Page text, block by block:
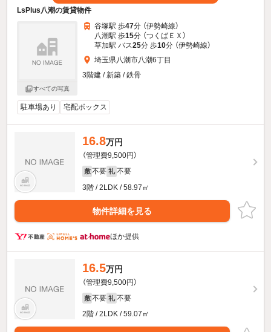
LsPlus八潮の賃貸物件
すべての写真
谷塚駅 歩47分 （伊勢崎線）
八潮駅 歩15分 （つくばＥＸ）
草加駅 バス25分 歩10分 （伊勢崎線）
埼玉県八潮市八潮6丁目
3階建 / 新築 / 鉄骨
駐車場あり 宅配ボックス
16.8万円
（管理費9,500円）
敷 不要 礼 不要
3階 / 2LDK / 58.97㎡
物件詳細を見る
ほか提供
16.5万円
（管理費9,500円）
敷 不要 礼 不要
2階 / 2LDK / 59.07㎡